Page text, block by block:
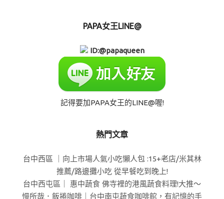
PAPA女王LINE@
ID:@papaqueen
記得要加PAPA女王的LINE@喔!
熱門文章
台中西區 ｜向上市場人氣小吃懶人包 :15+老店/米其林
推薦/路邊攤小吃 從早餐吃到晚上!
台中西屯區｜ 惠中蔬食 佛寺裡的港風蔬食料理!大推～
慢所哉．飯捲咖啡｜台中南屯蔬食咖啡館，有記憶的手